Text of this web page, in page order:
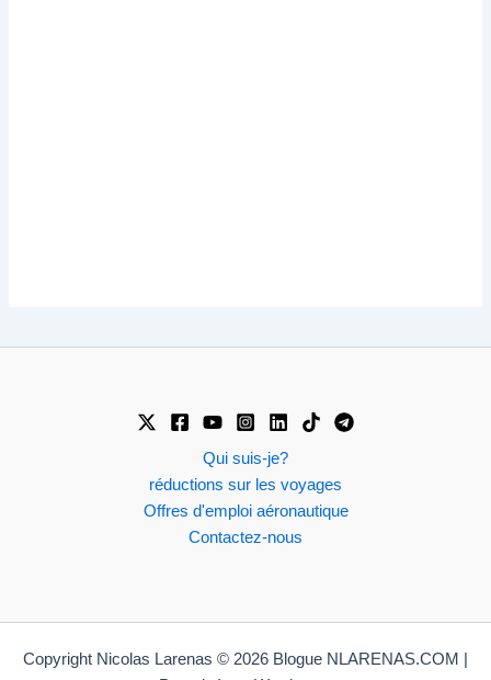
Qui suis-je?
réductions sur les voyages
Offres d'emploi aéronautique
Contactez-nous
Copyright Nicolas Larenas © 2026 Blogue NLARENAS.COM |